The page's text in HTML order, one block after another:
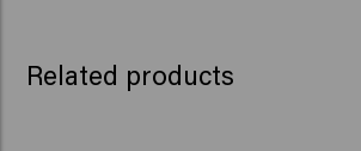
Related products